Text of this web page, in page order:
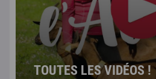
TOUTES LES VIDÉOS !